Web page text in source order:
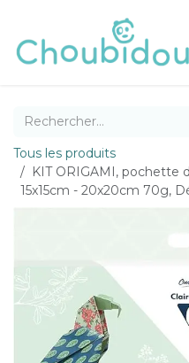
Tous les produits
KIT ORIGAMI, pochette
15x15cm - 20x20cm 70g,